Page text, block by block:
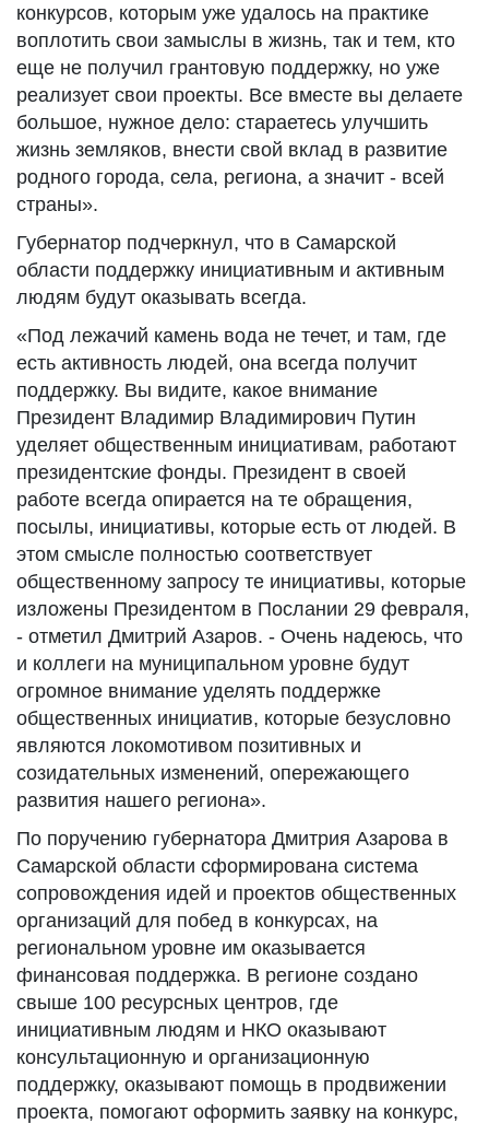
конкурсов, которым уже удалось на практике
воплотить свои замыслы в жизнь, так и тем, кто
еще не получил грантовую поддержку, но уже
реализует свои проекты. Все вместе вы делаете
большое, нужное дело: стараетесь улучшить
жизнь земляков, внести свой вклад в развитие
родного города, села, региона, а значит - всей
страны».
Губернатор подчеркнул, что в Самарской
области поддержку инициативным и активным
людям будут оказывать всегда.
«Под лежачий камень вода не течет, и там, где
есть активность людей, она всегда получит
поддержку. Вы видите, какое внимание
Президент Владимир Владимирович Путин
уделяет общественным инициативам, работают
президентские фонды. Президент в своей
работе всегда опирается на те обращения,
посылы, инициативы, которые есть от людей. В
этом смысле полностью соответствует
общественному запросу те инициативы, которые
изложены Президентом в Послании 29 февраля,
- отметил Дмитрий Азаров. - Очень надеюсь, что
и коллеги на муниципальном уровне будут
огромное внимание уделять поддержке
общественных инициатив, которые безусловно
являются локомотивом позитивных и
созидательных изменений, опережающего
развития нашего региона».
По поручению губернатора Дмитрия Азарова в
Самарской области сформирована система
сопровождения идей и проектов общественных
организаций для побед в конкурсах, на
региональном уровне им оказывается
финансовая поддержка. В регионе создано
свыше 100 ресурсных центров, где
инициативным людям и НКО оказывают
консультационную и организационную
поддержку, оказывают помощь в продвижении
проекта, помогают оформить заявку на конкурс,